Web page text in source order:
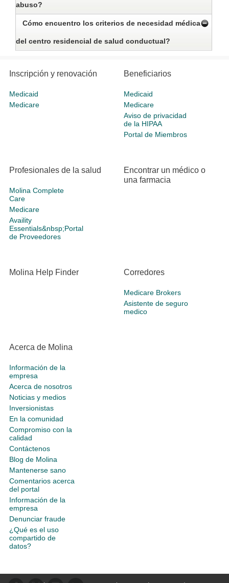
abuso?
Cómo encuentro los criterios de necesidad médica
del centro residencial de salud conductual?
Inscripción y renovación
Medicaid
Medicare
Beneficiarios
Medicaid
Medicare
Aviso de privacidad
de la HIPAA
Portal de Miembros
Profesionales de la salud
Molina Complete
Care
Medicare
Availity
Essentials&nbsp;Portal
de Proveedores
Encontrar un médico o
una farmacia
Molina Help Finder Corredores
Medicare Brokers
Asistente de seguro
medico
Acerca de Molina
Información de la
empresa
Acerca de nosotros
Noticias y medios
Inversionistas
En la comunidad
Compromiso con la
calidad
Contáctenos
Blog de Molina
Mantenerse sano
Comentarios acerca
del portal
Información de la
empresa
Denunciar fraude
¿Qué es el uso
compartido de
datos?